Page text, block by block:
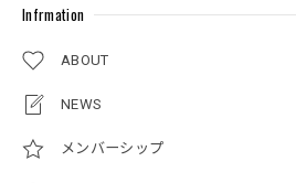
Infrmation
ABOUT
NEWS
メンバーシップ